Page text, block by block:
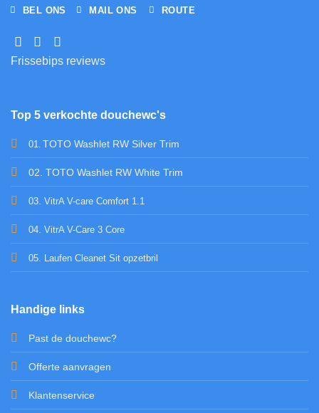
BEL ONS MAIL ONS ROUTE
Frissebips reviews
Top 5 verkochte douchewc's
01 TOTO Washlet RW Silver Trim
02. TOTO Washlet RW White Trim
03. VitrA V-care Comfort 1.1
04. VitrA V-Care 3 Core
05. Laufen Cleanet Sit opzetbril
Handige links
Past de douchewc?
Offerte aanvragen
Klantenservice